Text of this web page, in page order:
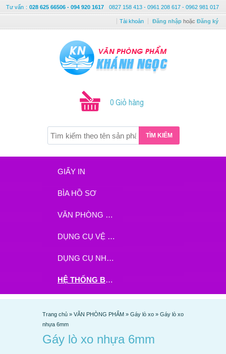
Tư vấn : 028 625 66506 - 094 920 1617 0827 158 413 - 0961 208 617 - 0962 981 017
Tài khoản Đăng nhập hoặc Đăng ký
0 Giỏ hàng
TÌM KIẾM
GIẤY IN
BÌA HỒ SƠ
VĂN PHÒNG PHẨM
DỤNG CỤ VỆ SINH
DỤNG CỤ NHÀ BẾP
HỆ THỐNG BHX - TGDĐ ĐẶT HÀNG TẠI ĐÂY
Trang chủ » VĂN PHÒNG PHẨM » Gáy lò xo » Gáy lò xo
nhựa 6mm
Gáy lò xo nhựa 6mm